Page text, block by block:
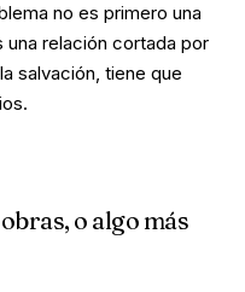
no es primero una
relación cortada por
salvación, tiene que
o algo más